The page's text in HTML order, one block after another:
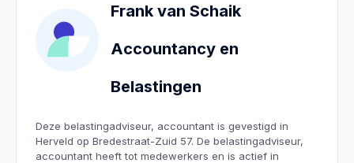
Frank van Schaik
Accountancy en
Belastingen
Deze belastingadviseur, accountant is gevestigd in
Herveld op Bredestraat-Zuid 57. De belastingadviseur,
accountant heeft tot medewerkers en is actief in